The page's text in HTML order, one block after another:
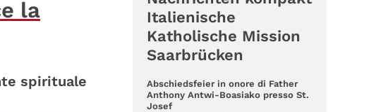
la
spirituale
Italienische
Katholische Mission
Saarbrücken
Abschiedsfeier in onore di Father
Anthony Antwi-Boasiako presso St.
Josef: